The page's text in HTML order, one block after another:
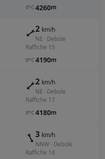
0°C 4260m
2 km/h
NE · Debole
Raffiche 15
0°C 4190m
2 km/h
NE · Debole
Raffiche 17
0°C 4180m
3 km/h
NNW · Debole
Raffiche 18